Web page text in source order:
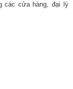
các cửa hàng, đại lý